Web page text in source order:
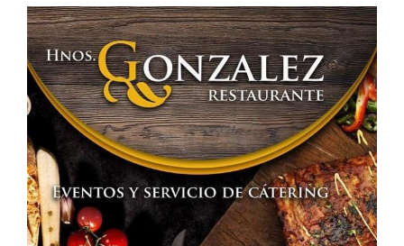
resolución
que
regula
la
implantación
del
programa
PROA+
hasta
en